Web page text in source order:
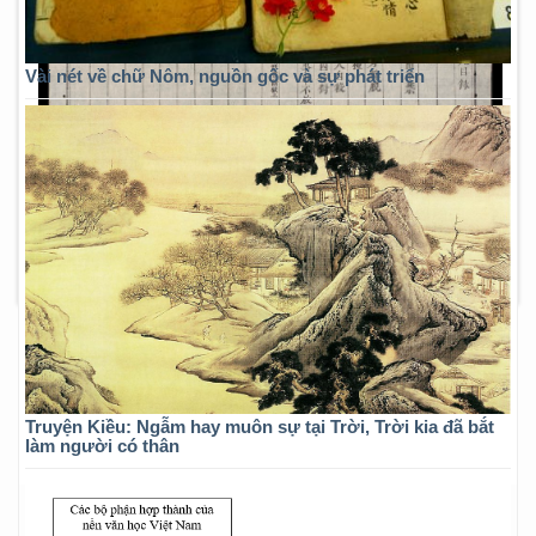
Vài nét về chữ Nôm, nguồn gốc và sự phát triển
Truyện Kiều: Ngẫm hay muôn sự tại Trời, Trời kia đã bắt
làm người có thân